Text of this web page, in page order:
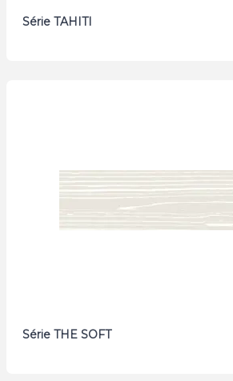
Série TAHITI
Série THE SOFT